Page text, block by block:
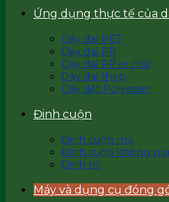
Ứng dụng thực tế của
Dây đai PET
Dây đai PP
Dây đai PP in chữ
Dây đai thép
Dây dệt Polyester
Đinh cuộn
Đinh cuộn mạ
Đinh cuộn không mạ
Đinh rời
Máy và dụng cụ đóng